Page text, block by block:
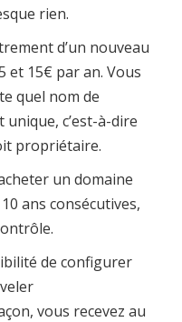
rien.
d’un nouveau
et 15€ par an. Vous
quel nom de
c’est-à-dire
propriétaire.
un domaine
ans consécutives,
de configurer
vous recevez au